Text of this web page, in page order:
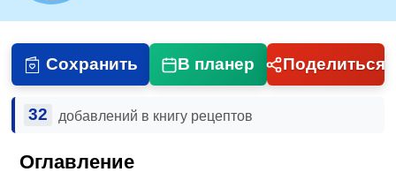
Сохранить В планер Поделиться
32 добавлений в книгу рецептов
Оглавление